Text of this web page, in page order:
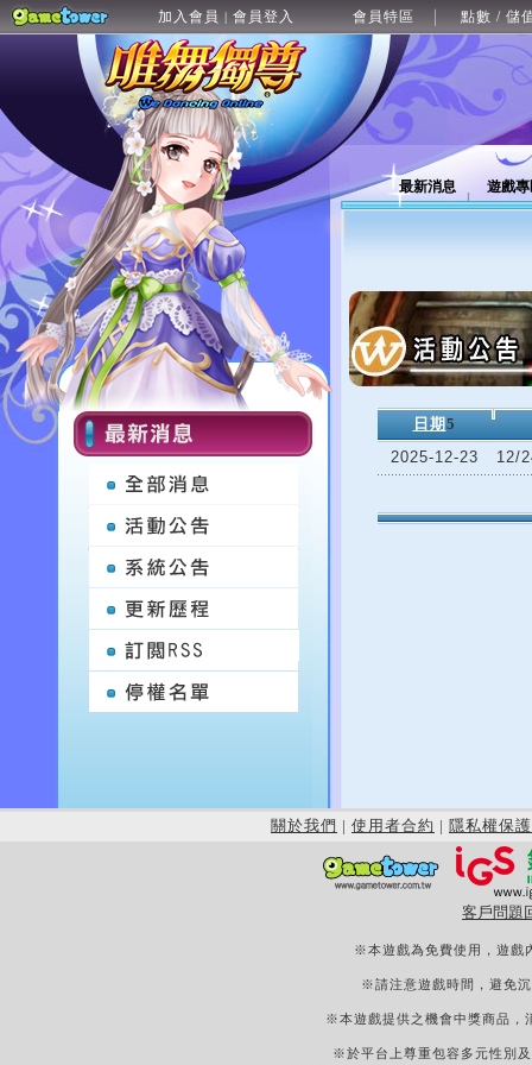
加入會員 | 會員登入 會員特區 點數 / 儲
最新消息 遊戲
日期 5
2025-12-23
12/
關於我們 | 使用者合約 | 隱私權保護
客戶問題
※本遊戲為免費使用，遊戲
※請注意遊戲時間，避免
※本遊戲提供之機會中獎商品，
※於平台上尊重包容多元性別